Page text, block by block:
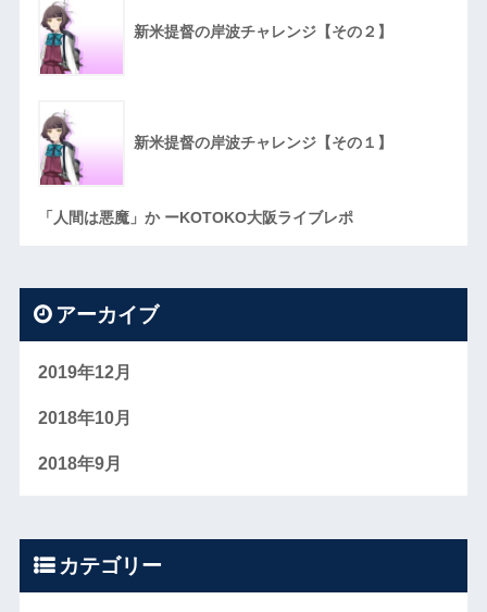
新米提督の岸波チャレンジ【その２】
新米提督の岸波チャレンジ【その１】
「人間は悪魔」か ーKOTOKO大阪ライブレポ
アーカイブ
2019年12月
2018年10月
2018年9月
カテゴリー